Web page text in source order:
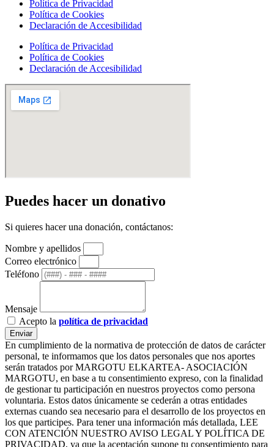
Política de Privacidad
Política de Cookies
Declaración de Accesibilidad
Política de Privacidad
Política de Cookies
Declaración de Accesibilidad
Puedes hacer un donativo
Si quieres hacer una donación, contáctanos:
Nombre y apellidos
Correo electrónico
Teléfono
Mensaje
Acepto la política de privacidad
Enviar
En cumplimiento de la normativa de protección de datos de carácter
personal, te informamos que los datos personales que nos aportes
serán tratados por MARGOTU ELKARTEA- ASOCIACIÓN
MARGOTU, en base a tu consentimiento expreso, con la finalidad
de gestionar tu participación en nuestros proyectos como persona
voluntaria. Estos datos únicamente se cederán a otras entidades
externas cuando sea necesario para el desarrollo de los proyectos en
los que participes. Para tener una información más detallada, LEE
CON ATENCIÓN NUESTRO AVISO LEGAL Y POLÍTICA DE
PRIVACIDAD, ya que la aceptación supone tu consentimiento para